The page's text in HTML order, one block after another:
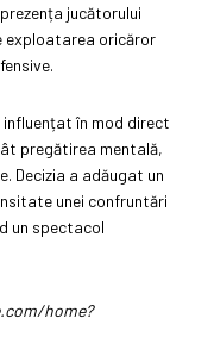
jucătorului
exploatarea oricăror
în mod direct
pregătirea mentală,
Decizia a adăugat un
unei confruntări
un spectacol
home?